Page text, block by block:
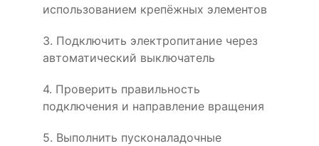
использованием крепёжных элементов
3. Подключить электропитание через
автоматический выключатель
4. Проверить правильность
подключения и направление вращения
5. Выполнить пусконаладочные